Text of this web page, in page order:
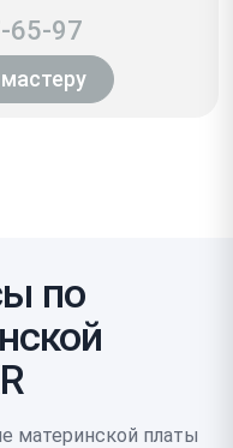
65-97
по
материнской платы